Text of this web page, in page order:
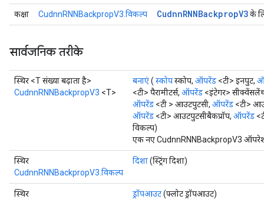
कक्षा CudnnRNNBackpropV3.विकल्प CudnnRNNBackpropV3के
सार्वजनिक तरीके
स्थिर <T संख्या बढ़ाता है>
CudnnRNNBackpropV3 <T>
बनाएं( स्कोपस्कोप, ऑपरेंड <टी> इनपुट,
<टी> पैरामीटर्स, ऑपरेंड <इंटेगर>
ऑपरेंड <टी > आउटपुटसी, ऑपरेंड <टी>
ऑपरेंड <टी> आउटपुटसीबैकप्रॉप, ऑपरेंड
विकल्प)
एक नए CudnnRNNBackpropV3
स्थिर
CudnnRNNBackpropV3.विकल्प
दिशा(स्ट्रिंग दिशा)
स्थिर
ड्रॉपआउट(फ्लोट ड्रॉपआउट)